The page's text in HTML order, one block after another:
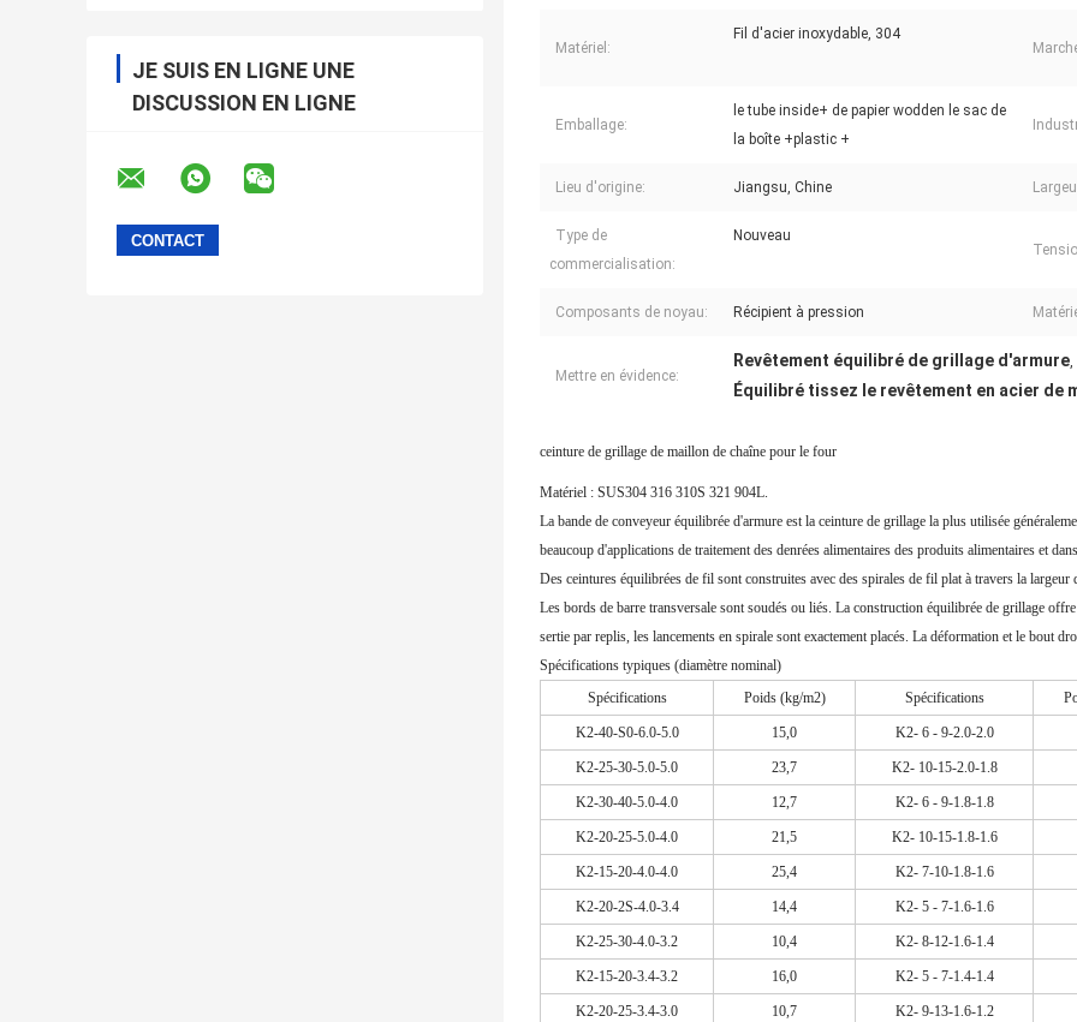
JE SUIS EN LIGNE UNE
DISCUSSION EN LIGNE
Matériel:
Fil d'acier inoxydable, 304
Emballage:
le tube inside+ de papier wodden le sac de
la boîte +plastic +
Lieu d'origine: Jiangsu, Chine
Type de
commercialisation:
Nouveau
Composants de noyau: Récipient à pression
Mettre en évidence:
Revêtement équilibré de grillage d'armure,
Équilibré tissez le revêtement en acier de
ceinture de grillage de maillon de chaîne pour le four
Matériel : SUS304 316 310S 321 904L.
La bande de conveyeur équilibrée d'armure est la ceinture de grillage la plus utilisée
beaucoup d'applications de traitement des denrées alimentaires des produits alimentaires et
Des ceintures équilibrées de fil sont construites avec des spirales de fil plat à travers la
Les bords de barre transversale sont soudés ou liés. La construction équilibrée de grillage
sertie par replis, les lancements en spirale sont exactement placés. La déformation et le bout
Spécifications typiques (diamètre nominal)
Spécifications
Poids (kg/m2) Spécifications
K2-40-S0-6.0-5.0 15,0 K2- 6 - 9-2.0-2.0
K2-25-30-5.0-5.0 23,7 K2- 10-15-2.0-1.8
K2-30-40-5.0-4.0 12,7 K2- 6 - 9-1.8-1.8
K2-20-25-5.0-4.0 21,5 K2- 10-15-1.8-1.6
K2-15-20-4.0-4.0 25,4 K2- 7-10-1.8-1.6
K2-20-2S-4.0-3.4 14,4 K2- 5 - 7-1.6-1.6
K2-25-30-4.0-3.2 10,4 K2- 8-12-1.6-1.4
K2-15-20-3.4-3.2 16,0 K2- 5 - 7-1.4-1.4
K2-20-25-3.4-3.0 10,7 K2- 9-13-1.6-1.2